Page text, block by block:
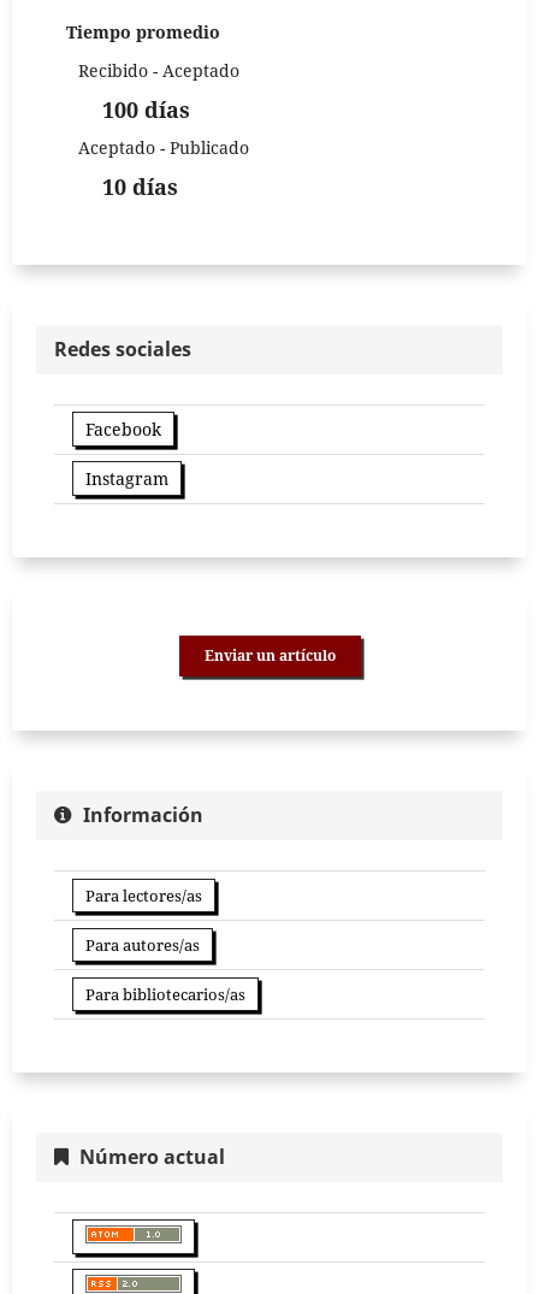
Tiempo promedio
Recibido - Aceptado
100 días
Aceptado - Publicado
10 días
Redes sociales
Facebook
Instagram
Enviar un artículo
Información
Para lectores/as
Para autores/as
Para bibliotecarios/as
Número actual